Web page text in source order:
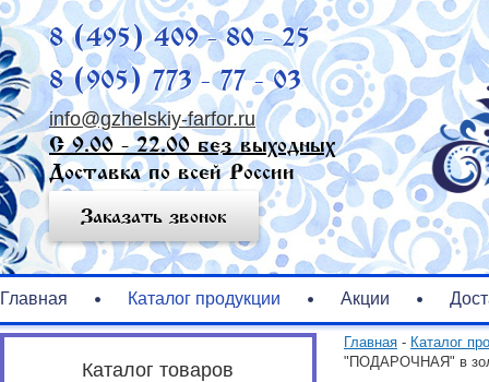
8 (495) 409 - 80 - 25
8 (905) 773 - 77 - 03
info@gzhelskiy-farfor.ru
С 9.00 - 22.00 без выходных
Доставка по всей России
Заказать звонок
Главная Каталог продукции Акции
Каталог товаров
Главная - Каталог
"ПОДАРОЧНАЯ" в